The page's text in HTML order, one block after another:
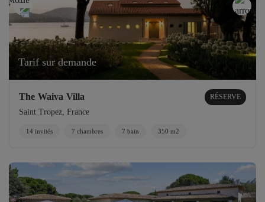
Tarif sur demande
The Waiva Villa RÉSERVE
Saint Tropez, France
14 invités 7 chambres 7 bain 350 m2